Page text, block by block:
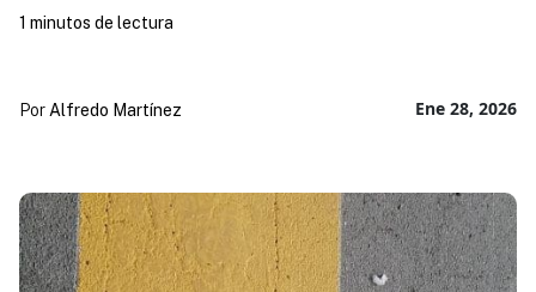
Ene 28, 2026
Por Alfredo Martínez
1 minutos de lectura